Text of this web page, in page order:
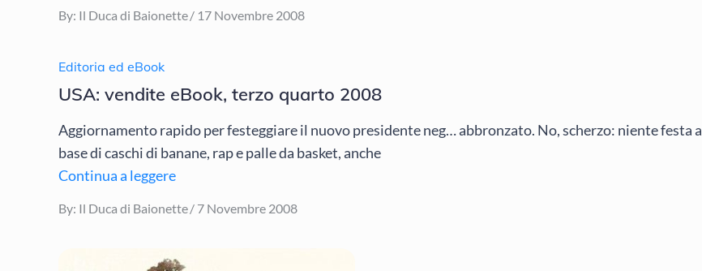
By: Il Duca di Baionette
Posted
17 Novembre 2008
Editoria ed eBook
USA: vendite eBook, terzo quarto 2008
Aggiornamento rapido per festeggiare il nuovo presidente neg… abbronzato. No, scherzo: niente festa a
base di caschi di banane, rap e palle da basket, anche
Continua a leggere
By: Il Duca di Baionette
Posted
7 Novembre 2008